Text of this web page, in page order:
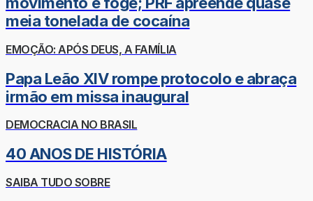
meia tonelada de cocaína
EMOÇÃO: APÓS DEUS, A FAMÍLIA
Papa Leão XIV rompe protocolo e abraça
irmão em missa inaugural
DEMOCRACIA NO BRASIL
40 ANOS DE HISTÓRIA
SAIBA TUDO SOBRE